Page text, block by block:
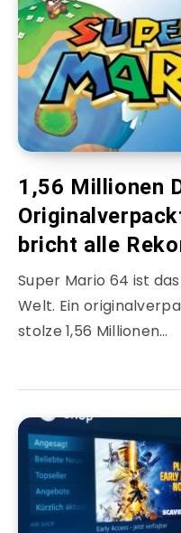
1,56 Millionen
bricht alle
Super Mario 64 ist
Welt. Ein
stolze 1,56 Millionen…